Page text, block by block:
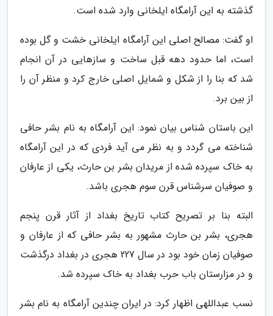
گذشته به این آرامگاه ایلخانی وارد شده است.
او گفت: مصالح اصلی این آرامگاه ایلخانی خشت و گل بوده
است، اما حدود دهه قبل ساخت و سازهایی در آن انجام
شد که بنا را از شکل و شمایل اصلی خارج کرد و منظر آن را
از بین برد.
این باستان شناس بیان نمود: این آرامگاه به نام بشر حافی
شناخته می گردد و به نظر می آید فردی که در این آرامگاه
به خاک سپرده شده از مریدان بشر بن حارث، یکی از عارفان
و صوفیان سرشناس قرن سوم هجری باشد.
البته بنا بر تصریح کتاب تاریخ بغداد از آثار قرن پنجم
هجری، بشر بن حارث مشهور به بشر حافی که از عارفان و
صوفیان زمان خود بود در سال 227 هجری در بغداد درگذشت
و در مزارستان باب حرب بغداد به خاک سپرده شد.
نسب عبداللهی اظهار کرد: در ایران چندین آرامگاه به نام بشر